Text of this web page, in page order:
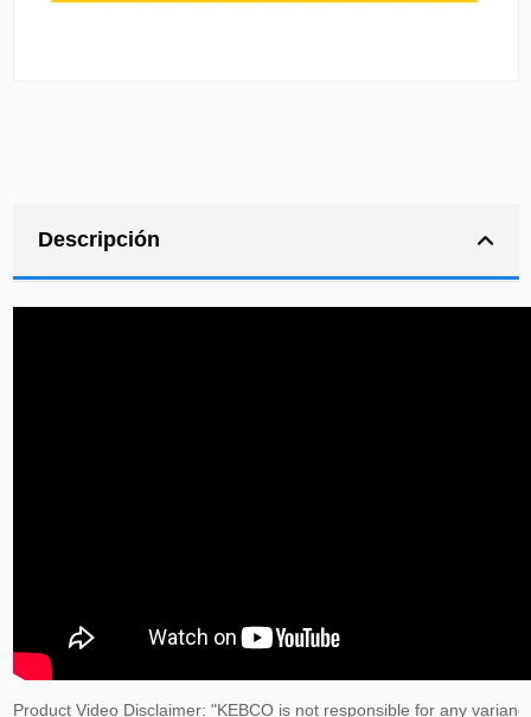
Descripción
Product Video Disclaimer: "KEBCO is not responsible for any